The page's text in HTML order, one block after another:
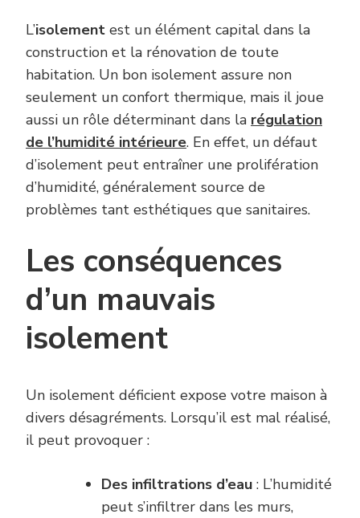
L’isolement est un élément capital dans la
construction et la rénovation de toute
habitation. Un bon isolement assure non
seulement un confort thermique, mais il joue
aussi un rôle déterminant dans la régulation
de l’humidité intérieure. En effet, un défaut
d’isolement peut entraîner une prolifération
d’humidité, généralement source de
problèmes tant esthétiques que sanitaires.
Les conséquences
d’un mauvais
isolement
Un isolement déficient expose votre maison à
divers désagréments. Lorsqu’il est mal réalisé,
il peut provoquer :
Des infiltrations d’eau : L’humidité
peut s’infiltrer dans les murs,